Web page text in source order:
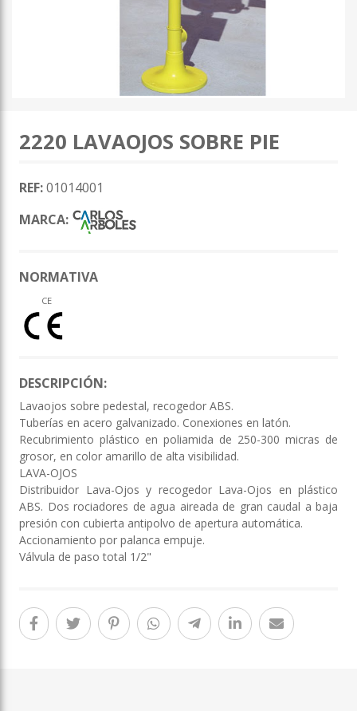
2220 LAVAOJOS SOBRE PIE
REF:01014001
MARCA:
NORMATIVA
CE
DESCRIPCIÓN:
Lavaojos sobre pedestal, recogedor ABS.
Tuberías en acero galvanizado. Conexiones en latón.
Recubrimiento plástico en poliamida de 250-300 micras de
grosor, en color amarillo de alta visibilidad.
LAVA-OJOS
Distribuidor Lava-Ojos y recogedor Lava-Ojos en plástico
ABS. Dos rociadores de agua aireada de gran caudal a baja
presión con cubierta antipolvo de apertura automática.
Accionamiento por palanca empuje.
Válvula de paso total 1/2"